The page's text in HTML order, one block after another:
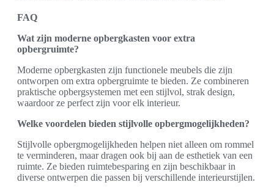
FAQ
Wat zijn moderne opbergkasten voor extra
opbergruimte?
Moderne opbergkasten zijn functionele meubels die zijn
ontworpen om extra opbergruimte te bieden. Ze combineren
praktische opbergsystemen met een stijlvol, strak design,
waardoor ze perfect zijn voor elk interieur.
Welke voordelen bieden stijlvolle opbergmogelijkheden?
Stijlvolle opbergmogelijkheden helpen niet alleen om rommel
te verminderen, maar dragen ook bij aan de esthetiek van een
ruimte. Ze bieden ruimtebesparing en zijn beschikbaar in
diverse ontwerpen die passen bij verschillende interieurstijlen.